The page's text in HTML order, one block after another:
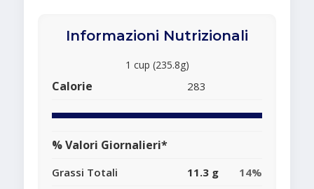
Informazioni Nutrizionali
1 cup (235.8g)
Calorie 283
% Valori Giornalieri*
Grassi Totali 11.3 g
14%